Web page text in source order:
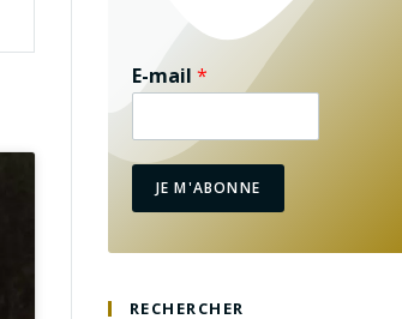
E-mail *
JE M'ABONNE
RECHERCHER